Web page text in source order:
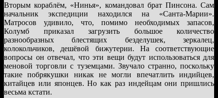
Вторым кораблём, «Нинья», командовал брат Пинсона. Сам
начальник экспедиции находился на «Санта-Марии».
Матросов удивило, что, помимо необходимых запасов,
Колумб приказал загрузить большое количество
разнообразных блестящих безделушек, зеркалец,
колокольчиков, дешёвой бижутерии. На соответствующие
вопросы он отвечал, что эти вещи будут использоваться для
меновой торговли с туземцами. Звучало странно, поскольку
такие побрякушки никак не могли впечатлить индийцев,
китайцев или японцев. Но как раз индейцам они пришлись
весьма кстати.